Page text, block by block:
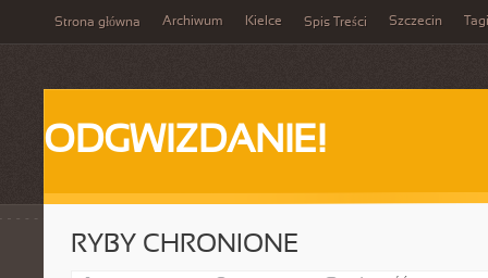
Strona główna Archiwum Kielce Spis Treści Szczecin Tagi
ODGWIZDANIE!
RYBY CHRONIONE